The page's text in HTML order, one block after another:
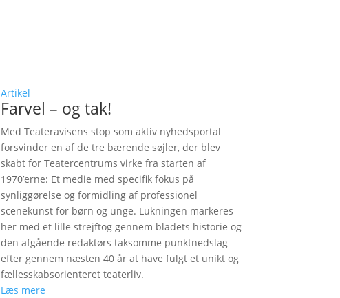
Artikel
Farvel – og tak!
Med Teateravisens stop som aktiv nyhedsportal
forsvinder en af de tre bærende søjler, der blev
skabt for Teatercentrums virke fra starten af
1970’erne: Et medie med specifik fokus på
synliggørelse og formidling af professionel
scenekunst for børn og unge. Lukningen markeres
her med et lille strejftog gennem bladets historie og
den afgående redaktørs taksomme punktnedslag
efter gennem næsten 40 år at have fulgt et unikt og
fællesskabsorienteret teaterliv.
Læs mere